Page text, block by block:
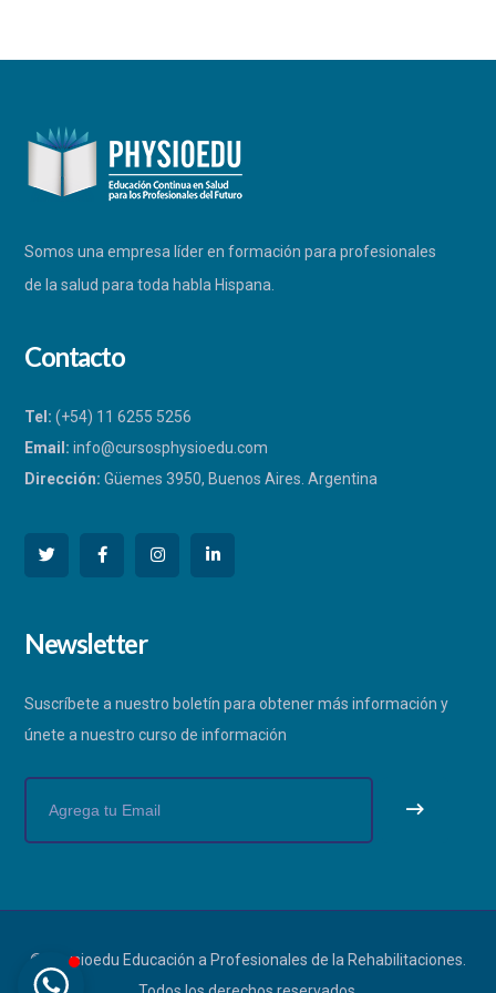
Somos una empresa líder en formación para profesionales
de la salud para toda habla Hispana.
Respondemos a la brevedad
Contacto
Tel: (+54) 11 6255 5256
Email: info@cursosphysioedu.com
Dirección: Güemes 3950, Buenos Aires. Argentina
Newsletter
Suscríbete a nuestro boletín para obtener más información y
únete a nuestro curso de información
© Physioedu Educación a Profesionales de la Rehabilitaciones.